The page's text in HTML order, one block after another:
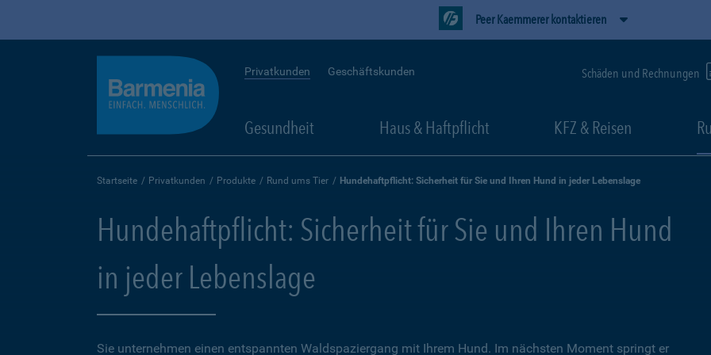
Peer Kaemmerer kontaktieren
Privatkunden Geschäftskunden Schäden und Rechnungen
Gesundheit Haus & Haftpflicht KFZ & Reisen
Startseite Privatkunden Produkte Rund ums Tier Hundehaftpflicht: Sicherheit für Sie und Ihren Hund in jeder Lebenslage
Hundehaftpflicht: Sicherheit für Sie und Ihren Hund
in jeder Lebenslage
Sie unternehmen einen entspannten Waldspaziergang mit Ihrem Hund. Im nächsten Moment springt er